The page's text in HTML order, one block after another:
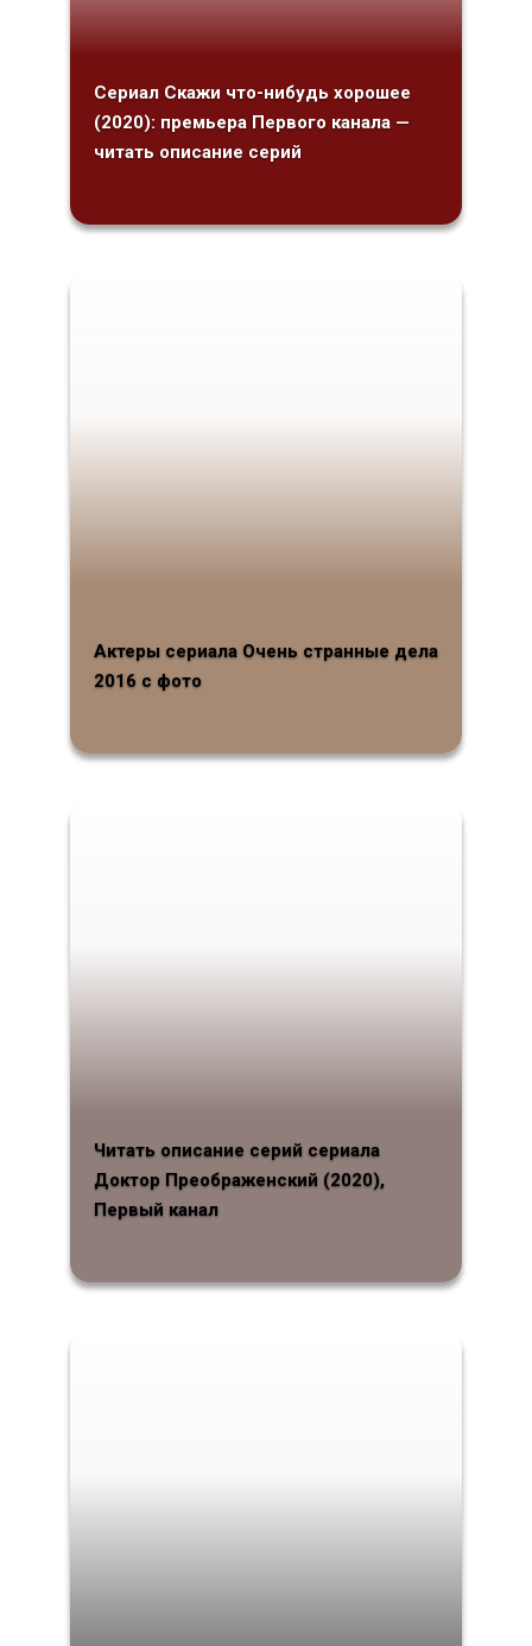
Сериал Скажи что-нибудь хорошее
(2020): премьера Первого канала —
читать описание серий
Актеры сериала Очень странные дела
2016 с фото
Читать описание серий сериала
Доктор Преображенский (2020),
Первый канал